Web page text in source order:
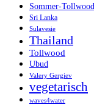
Sommer-Tollwood
Sri Lanka
Sulavesie
Thailand
Tollwood
Ubud
Valery Gergiev
vegetarisch
waves4water